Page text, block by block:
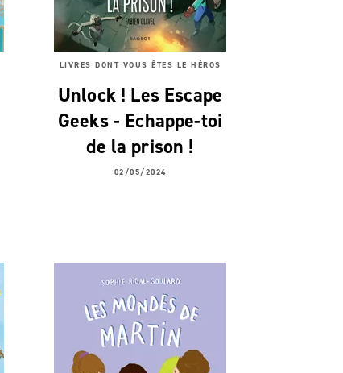
LIVRES DONT VOUS ÊTES LE HÉROS
Unlock ! Les Escape
Geeks - Echappe-toi
de la prison !
02/05/2024